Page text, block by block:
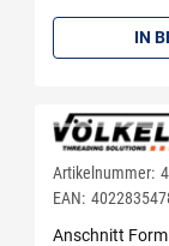
IN
Artikelnummer:
EAN:
Anschnitt Form